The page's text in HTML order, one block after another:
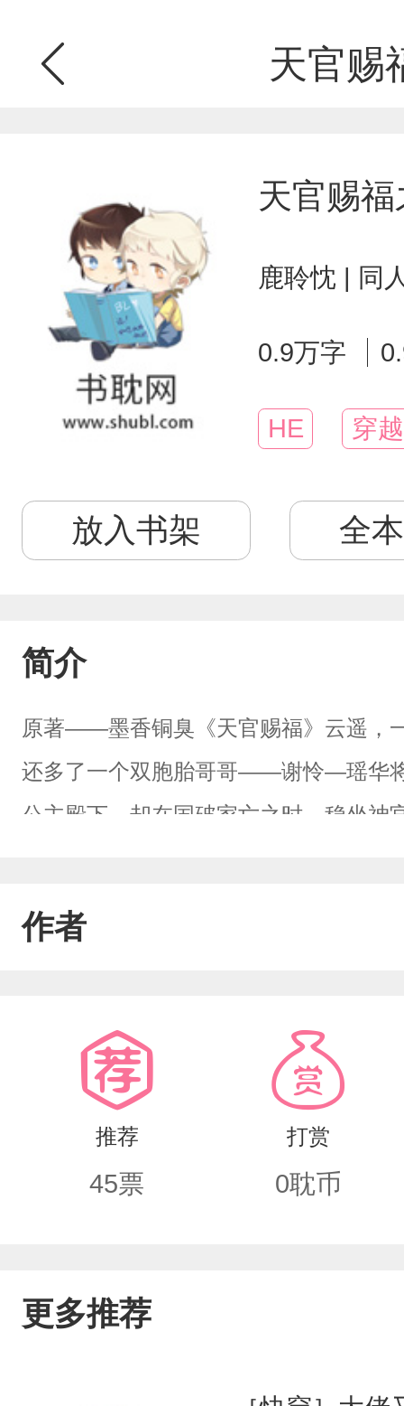
天官赐
天官赐
鹿聆忱 | 同
0.9万字
HE 穿越
放入书架 全
简介
原著——墨香铜臭《天官赐福》云遥，
还多了一个双胞胎哥哥——谢怜—瑶华
公主殿下，却在国破家亡之时，稳坐
缘之神—红线悠悠，绕指心系一人红豆
了缘可，天官的世界里，没有来生，
作者
推荐
45票
打赏
0耽币
更多推荐